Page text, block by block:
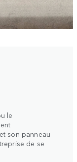
le
son panneau
de se